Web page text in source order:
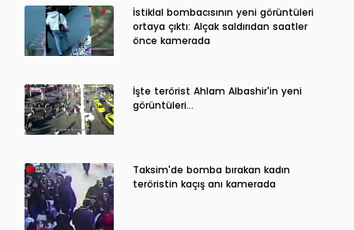
İstiklal bombacısının yeni görüntüleri
ortaya çıktı: Alçak saldırıdan saatler
önce kamerada
İşte terörist Ahlam Albashir'in yeni
görüntüleri…
Taksim'de bomba bırakan kadın
teröristin kaçış anı kamerada